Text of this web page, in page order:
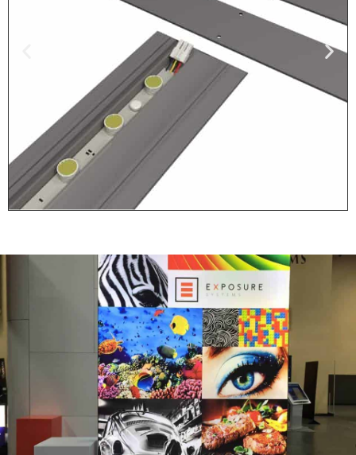
Voeten
Alleen voor de vrijstaande
(dubbelzijdige) frames